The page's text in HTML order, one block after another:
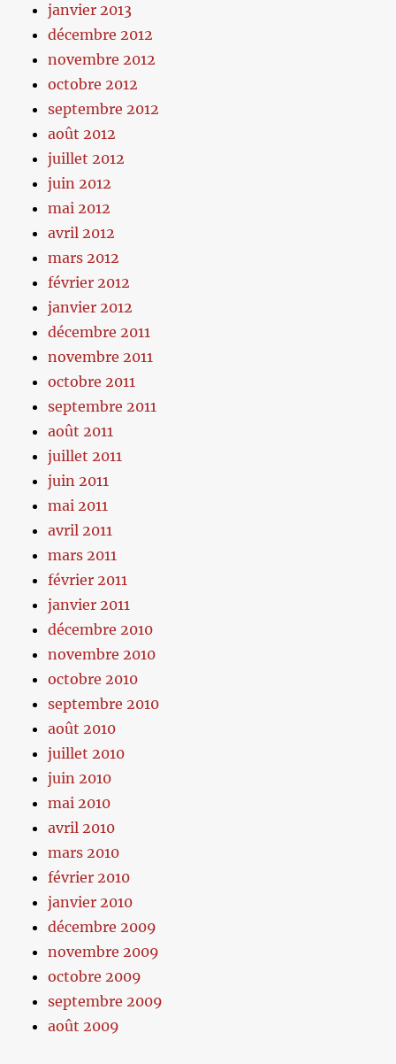
janvier 2013
décembre 2012
novembre 2012
octobre 2012
septembre 2012
août 2012
juillet 2012
juin 2012
mai 2012
avril 2012
mars 2012
février 2012
janvier 2012
décembre 2011
novembre 2011
octobre 2011
septembre 2011
août 2011
juillet 2011
juin 2011
mai 2011
avril 2011
mars 2011
février 2011
janvier 2011
décembre 2010
novembre 2010
octobre 2010
septembre 2010
août 2010
juillet 2010
juin 2010
mai 2010
avril 2010
mars 2010
février 2010
janvier 2010
décembre 2009
novembre 2009
octobre 2009
septembre 2009
août 2009